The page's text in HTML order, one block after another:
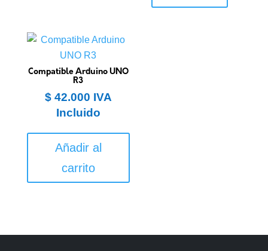
Compatible Arduino UNO
R3
$42.000 IVA
Incluido
Añadir al
carrito